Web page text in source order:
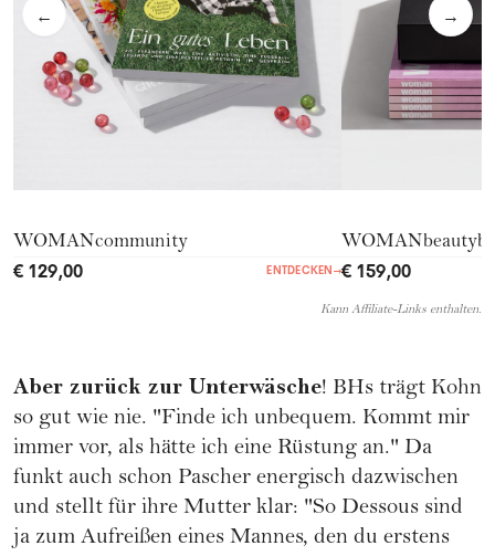
← →
WOMANcommunity
€ 129,00 ENTDECKEN →€ 159,00
Kann Affiliate-Links enthalten.
Aber zurück zur Unterwäsche! BHs trägt Kohn
so gut wie nie. "Finde ich unbequem. Kommt mir
immer vor, als hätte ich eine Rüstung an." Da
funkt auch schon Pascher energisch dazwischen
und stellt für ihre Mutter klar: "So Dessous sind
ja zum Aufreißen eines Mannes, den du erstens